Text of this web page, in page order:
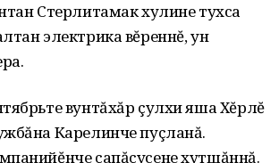
Стерлитамак хулине тухса
электрика вĕреннĕ, ун
вунтăхăр çулхи яша Хĕрлĕ
Карелинче пуçланă.
çапăçусене хутшăннă.